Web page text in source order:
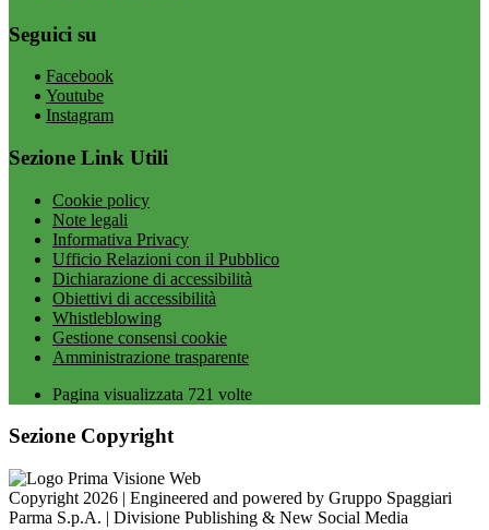
Seguici su
Facebook
Youtube
Instagram
Sezione Link Utili
Cookie policy
Note legali
Informativa Privacy
Ufficio Relazioni con il Pubblico
Dichiarazione di accessibilità
Obiettivi di accessibilità
Whistleblowing
Gestione consensi cookie
Amministrazione trasparente
Pagina visualizzata 721 volte
Sezione Copyright
Copyright 2026 | Engineered and powered by Gruppo Spaggiari
Parma S.p.A. | Divisione Publishing & New Social Media